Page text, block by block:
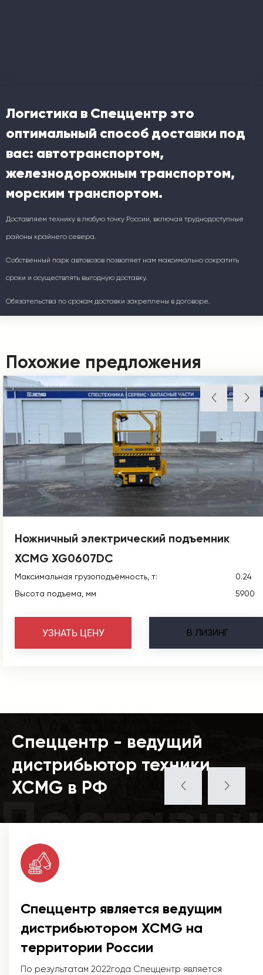
Логистика в Спеццентр это
оптимальный способ доставки под
вас: автотранспортом,
железнодорожным транспортом,
морским транспортом.
Доставляем технику в любую точку России, включая труднодоступные
районы крайнего севера.
Собственный парк автовозов позволяет нам максимально сократить
сроки и осуществлять выгодную доставку.
Обязательства по срокам доставки закреплены в договоре.
Похожие предложения
Ножничный электрический подъемник
XCMG XG0607DC
Максимальная грузоподъёмность, т:
0.24
Высота подъема, мм
5900
В ЛИЗИНГ
УЗНАТЬ ЦЕНУ
Спеццентр - ведущий
дистрибьютор техники
XCMG в РФ
Спеццентр является ведущим
дистрибьютором XCMG на
территории России
По результатам 2022года Спеццентр является